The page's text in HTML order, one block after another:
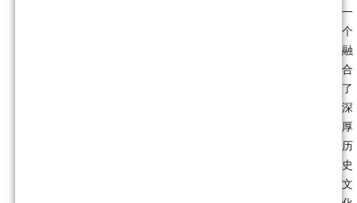
一
个
融
合
了
深
厚
历
史
文